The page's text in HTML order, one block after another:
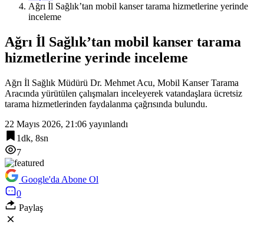
Ağrı İl Sağlık’tan mobil kanser tarama hizmetlerine yerinde
inceleme
Ağrı İl Sağlık’tan mobil kanser tarama
hizmetlerine yerinde inceleme
Ağrı İl Sağlık Müdürü Dr. Mehmet Acu, Mobil Kanser Tarama
Aracında yürütülen çalışmaları inceleyerek vatandaşlara ücretsiz
tarama hizmetlerinden faydalanma çağrısında bulundu.
22 Mayıs 2026, 21:06 yayınlandı
1dk, 8sn
7
Google'da Abone Ol
0
Paylaş